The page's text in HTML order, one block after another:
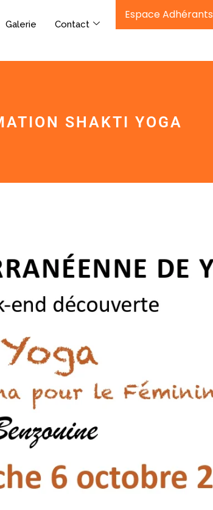
Galerie Contact
Espace Adhérants
SHAKTI YOGA